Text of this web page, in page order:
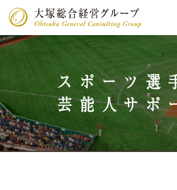
スポーツ選
芸能人サポ